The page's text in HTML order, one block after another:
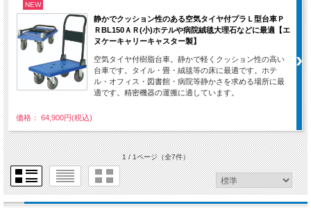
NEW
静かでクッション性のある空気タイヤ付プラＬ型台車Ｐ
ＲBL150ＡＲ(小)ホテルや病院絨毯大理石などに最適【エ
ヌケーキャリーキャスター製】
空気タイヤ付樹脂台車。静かで軽くクッション性の高い
台車です。タイル・畳・絨毯等の床に最適です。ホテ
ル・オフィス・図書館・病院等静かさを求める場所に最
適です。精密機器の運搬に適しています。
価格： 64,900円(税込)
1 / 1ページ（全7件）